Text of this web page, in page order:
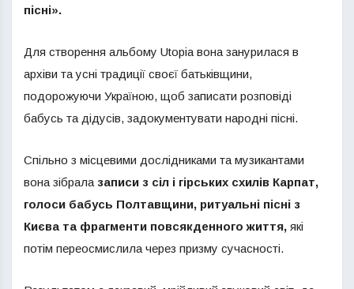
пісні».
Для створення альбому Utopia вона занурилася в
архіви та усні традиції своєї батьківщини,
подорожуючи Україною, щоб записати розповіді
бабусь та дідусів, задокументувати народні пісні.
Спільно з місцевими дослідниками та музикантами
вона зібрала записи з сіл і гірських схилів Карпат,
голоси бабусь Полтавщини, ритуальні пісні з
Києва та фрагменти повсякденного життя, які
потім переосмислила через призму сучасності.